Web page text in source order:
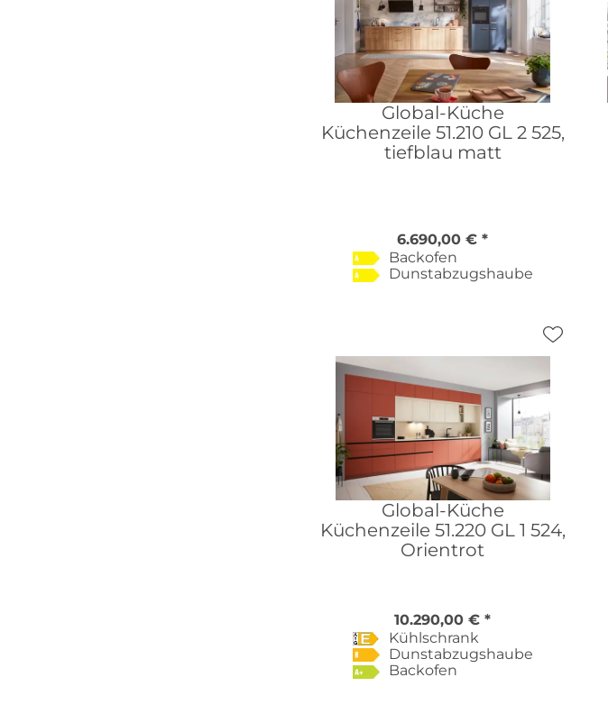
Global-Küche
Küchenzeile 51.210 GL 2 525,
tiefblau matt
6.690,00 € *
Backofen
Dunstabzugshaube
Global-Küche
Küchenzeile 51.220 GL 1 524,
Orientrot
10.290,00 € *
Kühlschrank
Dunstabzugshaube
Backofen